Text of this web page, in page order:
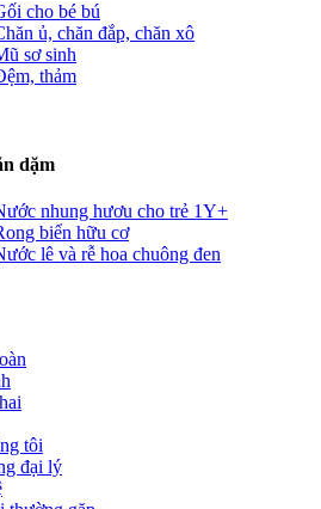
cho bé bú
ủ, chăn đắp, chăn xô
sơ sinh
thảm
dặm
nhung hươu cho trẻ 1Y+
biển hữu cơ
lê và rễ hoa chuông đen
tôi
đại lý